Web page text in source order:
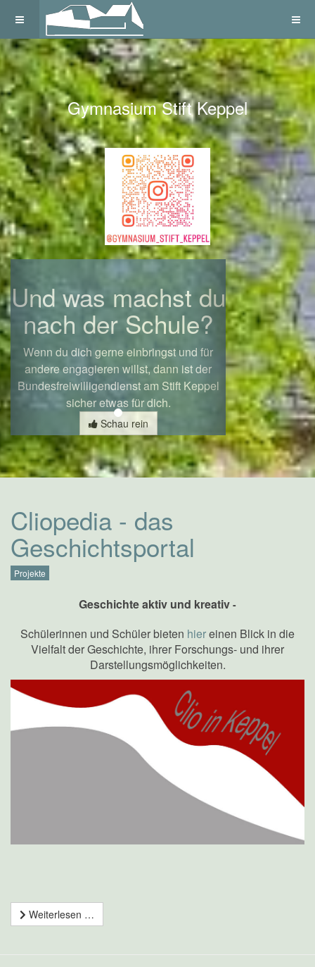
Gymnasium Stift Keppel
Und was machst du
nach der Schule?
Wenn du dich gerne einbringst und für
andere engagieren willst, dann ist der
Bundesfreiwilligendienst am Stift Keppel
sicher etwas für dich.
Schau rein
Next
Cliopedia - das
Geschichtsportal
Projekte
Geschichte aktiv und kreativ -
Schülerinnen und Schüler bieten hiereinen Blick in die
Vielfalt der Geschichte, ihrer Forschungs- und ihrer
Darstellungsmöglichkeiten.
Weiterlesen …